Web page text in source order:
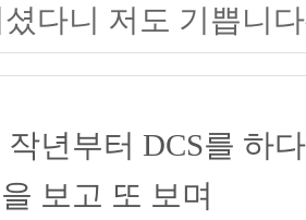
다니 저도 기쁩니
작년부터 DCS를 하
보고 또 보며